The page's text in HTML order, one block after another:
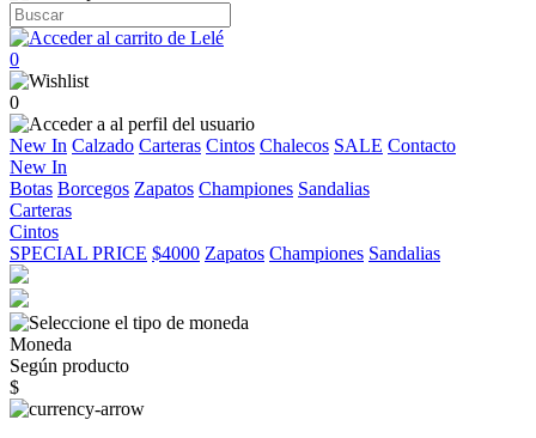
0
0
New In Calzado Carteras Cintos Chalecos SALE Contacto
New In
Botas Borcegos Zapatos Championes Sandalias
Carteras
Cintos
SPECIAL PRICE $4000 Zapatos Championes Sandalias
Moneda
Según producto
$